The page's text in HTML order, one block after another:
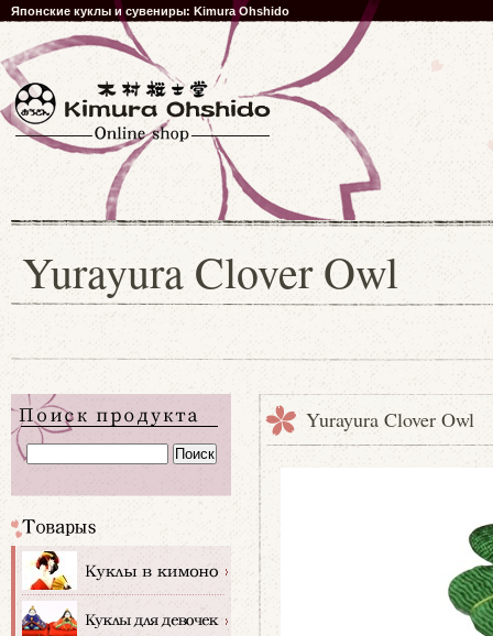
Японские куклы и сувениры: Kimura Ohshido
Yurayura Clover Owl
Yurayura Clover Owl